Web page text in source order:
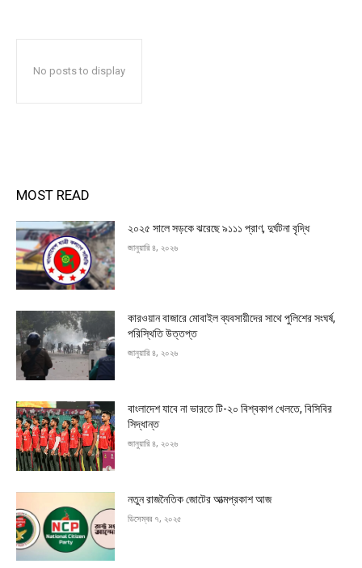
No posts to display
MOST READ
২০২৫ সালে সড়কে ঝরেছে ৯১১১ প্রাণ, দুর্ঘটনা বৃদ্ধি
জানুয়ারি ৪, ২০২৬
কারওয়ান বাজারে মোবাইল ব্যবসায়ীদের সাথে পুলিশের সংঘর্ষ,
পরিস্থিতি উত্তপ্ত
জানুয়ারি ৪, ২০২৬
বাংলাদেশ যাবে না ভারতে টি-২০ বিশ্বকাপ খেলতে, বিসিবির
সিদ্ধান্ত
জানুয়ারি ৪, ২০২৬
নতুন রাজনৈতিক জোটের আত্মপ্রকাশ আজ
ডিসেম্বর ৭, ২০২৫